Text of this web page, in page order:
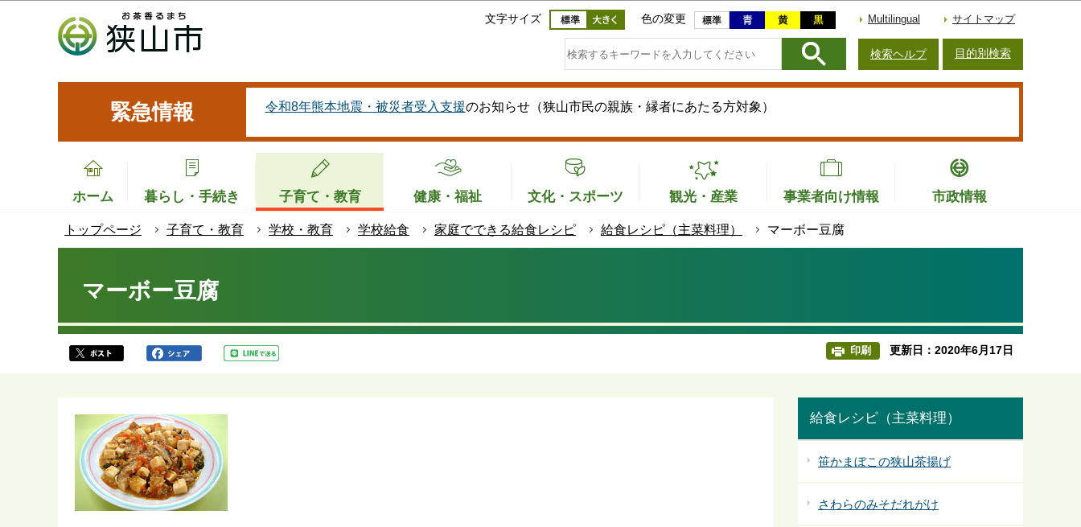
このページの本文へ移動
文字サイズ 色の変更 Multilingual サイトマップ
検索ヘルプ 目的別検索
緊急情報 令和8年熊本地震・被災者受入支援のお知らせ（狭山市民の親族・縁者にあたる方対象）
ホーム 暮らし・手続き 子育て・教育 健康・福祉 文化・スポーツ 観光・産業 事業者向け情報 市政情報
トップページ 子育て・教育 学校・教育 学校給食 家庭でできる給食レシピ 給食レシピ（主菜料理） マーボー豆腐
マーボー豆腐
印刷 更新日：2020年6月17日
給食レシピ（主菜料理）
笹かまぼこの狭山茶揚げ
さわらのみそだれがけ